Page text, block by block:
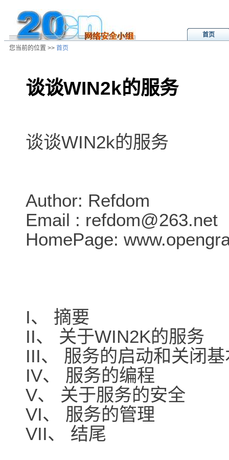
首页
您当前的位置 >> 首页
谈谈WIN2k的服务
谈谈WIN2k的服务
Author: Refdom
Email : refdom@263.net
HomePage:
I、 摘要
II、 关于WIN2K的服务
III、 服务的启动和关闭
IV、 服务的编程
V、 关于服务的安全
VI、 服务的管理
VII、 结尾